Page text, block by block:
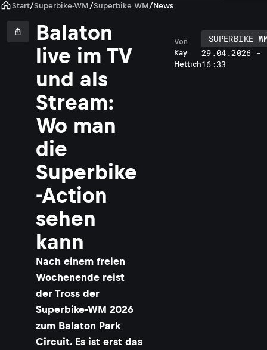
Start/Superbike-WM /Superbike WM/News
Balaton
live im TV
und als
Stream:
Wo man
die
Superbike
-Action
sehen
kann
Nach einem freien
Wochenende reist
der Tross der
Superbike-WM 2026
zum Balaton Park
Circuit. Es ist erst das
Kay
Hettich
Von
SUPERBIKE
29.04.2026 -
16:33